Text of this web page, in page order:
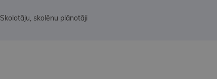
Skolotāju, skolēnu plānotāji